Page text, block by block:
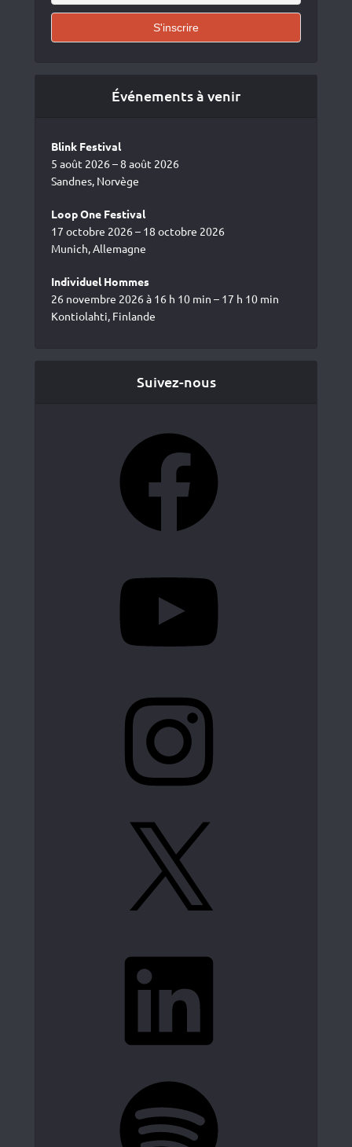
Événements à venir
Blink Festival
5 août 2026 – 8 août 2026
Sandnes, Norvège
Loop One Festival
17 octobre 2026 – 18 octobre 2026
Munich, Allemagne
Individuel Hommes
26 novembre 2026 à 16 h 10 min – 17 h 10 min
Kontiolahti, Finlande
Suivez-nous